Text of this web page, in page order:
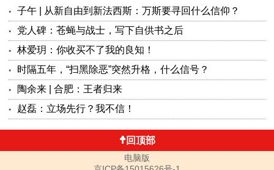
子午 | 从新自由到新法西斯：万斯要寻回什么信仰？
党人碑：苍蝇与战士，写下自供书之后
林爱玥：你收买不了我的良知！
时隔五年，“扫黑除恶”突然升格，什么信号？
陶余来 | 合肥：王者归来
赵磊：立场先行？我不信！
回顶部
电脑版